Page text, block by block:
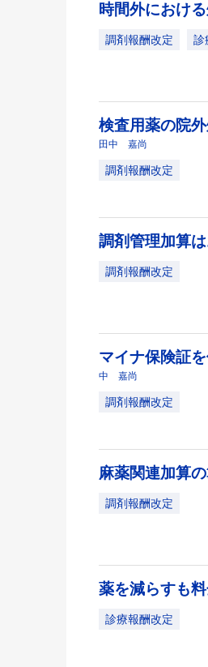
時間外におけ
調剤報酬改定 診
検査用薬の院
田中 嘉尚
調剤報酬改定
調剤管理加算
調剤報酬改定
マイナ保険証
中 嘉尚
調剤報酬改定
麻薬関連加算
調剤報酬改定
薬を減らすも
診療報酬改定